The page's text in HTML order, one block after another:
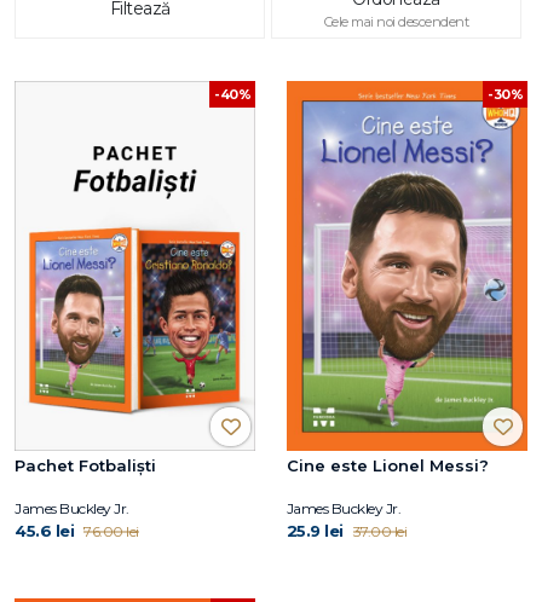
Filtează
Cele mai noi descendent
-40%
Pachet Fotbaliști
James Buckley Jr.
45.6 lei 76.00 lei
-30%
Cine este Lionel Messi?
James Buckley Jr.
25.9 lei 37.00 lei